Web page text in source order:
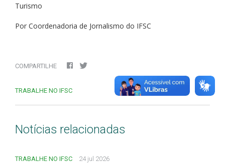
Turismo
Por Coordenadoria de Jornalismo do IFSC
COMPARTILHE
TRABALHE NO IFSC
Notícias relacionadas
TRABALHE NO IFSC 24 jul 2026